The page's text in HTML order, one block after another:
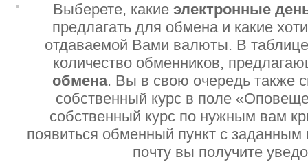
Выберете, какие электронные
предлагать для обмена и какие
отдаваемой Вами валюты. В таблице
количество обменников,
обмена. Вы в свою очередь также
собственный курс в поле
собственный курс по нужным вам
появиться обменный пункт с заданным
почту вы получите